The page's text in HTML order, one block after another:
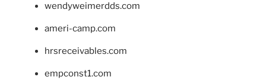
wendyweimerdds.com
ameri-camp.com
hrsreceivables.com
empconst1.com